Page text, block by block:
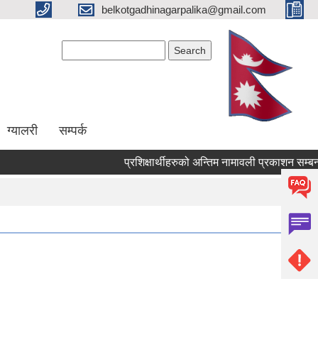
belkotgadhinagarpalika@gmail.com
ग्यालरी सम्पर्क
प्रशिक्षार्थीहरुको अन्तिम नामावली प्रकाशन सम्बन्धमा !